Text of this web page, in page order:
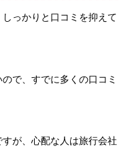
っかりと口コミを抑えて
で、すでに多くの口コミ
が、心配な人は旅行会社